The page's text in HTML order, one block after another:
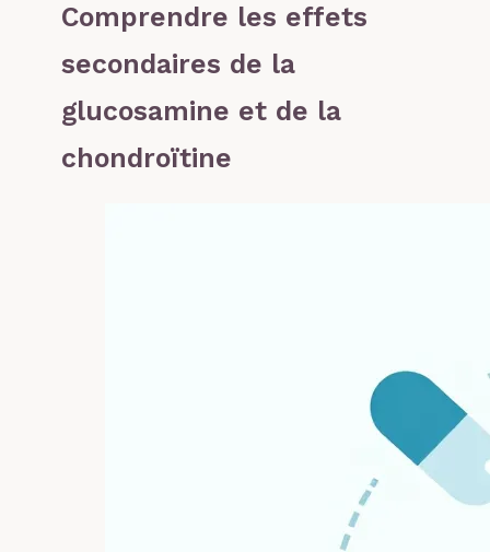
Comprendre les effets
secondaires de la
glucosamine et de la
chondroïtine